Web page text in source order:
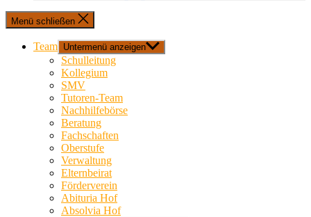
Menü schließen
Team Untermenü anzeigen
Schulleitung
Kollegium
SMV
Tutoren-Team
Nachhilfebörse
Beratung
Fachschaften
Oberstufe
Verwaltung
Elternbeirat
Förderverein
Abituria Hof
Absolvia Hof